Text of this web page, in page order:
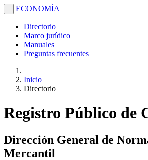
. ECONOMÍA
Directorio
Marco jurídico
Manuales
Preguntas frecuentes
Inicio
Directorio
Registro Público de
Dirección General de
Mercantil